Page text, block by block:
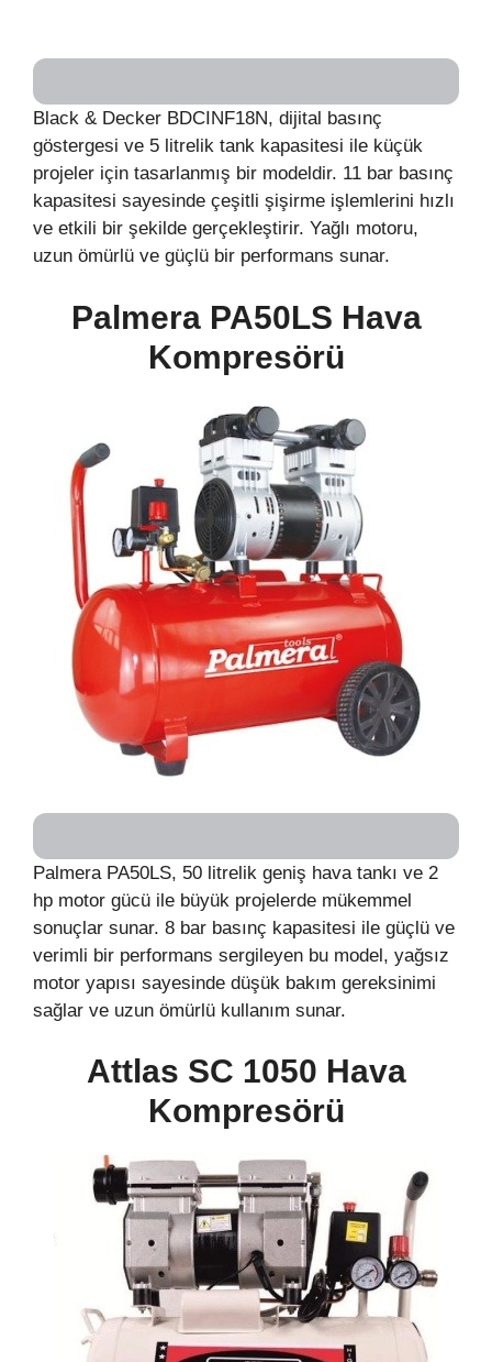
Black & Decker BDCINF18N, dijital basınç
göstergesi ve 5 litrelik tank kapasitesi ile küçük
projeler için tasarlanmış bir modeldir. 11 bar basınç
kapasitesi sayesinde çeşitli şişirme işlemlerini hızlı
ve etkili bir şekilde gerçekleştirir. Yağlı motoru,
uzun ömürlü ve güçlü bir performans sunar.
Palmera PA50LS Hava
Kompresörü
Palmera PA50LS, 50 litrelik geniş hava tankı ve 2
hp motor gücü ile büyük projelerde mükemmel
sonuçlar sunar. 8 bar basınç kapasitesi ile güçlü ve
verimli bir performans sergileyen bu model, yağsız
motor yapısı sayesinde düşük bakım gereksinimi
sağlar ve uzun ömürlü kullanım sunar.
Attlas SC 1050 Hava
Kompresörü